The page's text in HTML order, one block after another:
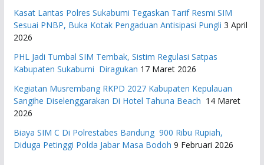
Kasat Lantas Polres Sukabumi Tegaskan Tarif Resmi SIM
Sesuai PNBP, Buka Kotak Pengaduan Antisipasi Pungli 3 April
2026
PHL Jadi Tumbal SIM Tembak, Sistim Regulasi Satpas
Kabupaten Sukabumi Diragukan 17 Maret 2026
Kegiatan Musrembang RKPD 2027 ​Kabupaten Kepulauan
Sangihe Diselenggarakan Di Hotel Tahuna Beach 14 Maret
2026
Biaya SIM C Di Polrestabes Bandung 900 Ribu Rupiah,
Diduga Petinggi Polda Jabar Masa Bodoh 9 Februari 2026